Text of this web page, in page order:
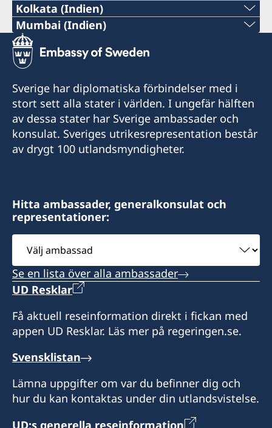
Tel:
+91 44 2811 2232
E-post:
chennai@consulateofsweden.in
Sveriges honorärkonsulat i Chennai
6 Cathedral Road
Chennai, 600086
India
måndag-fredag kl. 10.30-15.00
Mr Arun Vasu
Assistent
Mrs Priya Sundararajan
Kolkata (Indien)
Tel:
+91 33 2248 2080
kolkata@consulateofsweden.in
Sveriges honorärkonsulat i Kolkata
15/B Hemanta Basu Sarani
Öppettider:
Tisdag, onsdag och torsdag kl. 10.30-13.30
Upphämtning av UAT-kort:
Tisdag, onsdag och torsdag kl. 10.30-13.30
Ms Anjumit Nobis
Assistent
Ms Denise Smith
Mumbai (Indien)
Tel:
+91 98195 14916
E-post:
generalkonsulat.mumbai@gov.se
Sveriges Generalkonsulat i Mumbai
Konsulära ärenden:
Måndag: 14 - 16
Tisdag – Fredag: 10 - 12
Öppettid:
Måndag – Torsdag: 9 – 17
Fredag: 9 – 16.30
Generalkonsul
Sven Östberg
Assistant
Ms. Nirmala Mulugu
Sverige har diplomatiska förbindelser med i
stort sett alla stater i världen. I ungefär hälften
av dessa stater har Sverige ambassader och
konsulat. Sveriges utrikesrepresentation består
av drygt 100 utlandsmyndigheter.
Hitta ambassader, generalkonsulat och
representationer:
Välj
ambassad
Se en lista över alla ambassader
UD Resklar
Få aktuell reseinformation direkt i fickan med
appen UD Resklar. Läs mer på regeringen.se.
Svensklistan
Lämna uppgifter om var du befinner dig och
hur du kan kontaktas under din utlandsvistelse.
UD:s generella reseinformation